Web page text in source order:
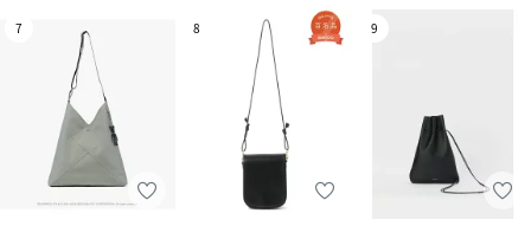
7 8 9